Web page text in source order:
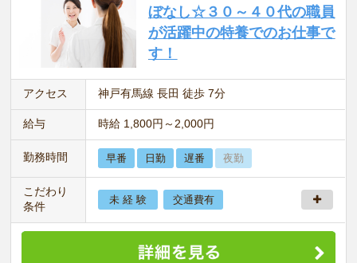
ぼなし☆３０～４０代の職員
が活躍中の特養でのお仕事で
す！
アクセス 神戸有馬線 長田 徒歩 7分
給与 時給 1,800円～2,000円
勤務時間 早番 日勤 遅番 夜勤
こだわり
条件
未 経 験 交通費有